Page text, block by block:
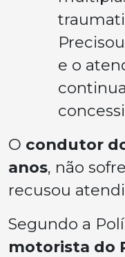
e o
O condutor
anos, não
recusou
Segundo a
motorista do